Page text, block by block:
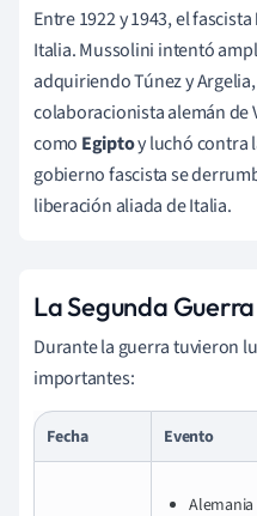
Entre 1922 y 1943, el fascista
Italia. Mussolini intentó
adquiriendo Túnez y
colaboracionista alemán de
como Egiptoy luchó contra
gobierno fascista se
liberación aliada de Italia.
La Segunda
Durante la guerra tuvieron
importantes:
Fecha Evento